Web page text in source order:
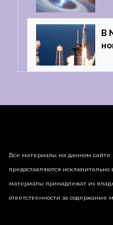
В
Все материалы на данном сайте
предоставляются
материалы принадлежат их
ответственности за содержание